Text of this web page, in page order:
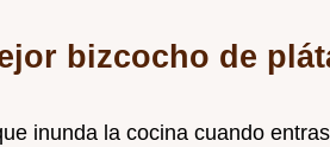
bizcocho de
inunda la cocina cuando